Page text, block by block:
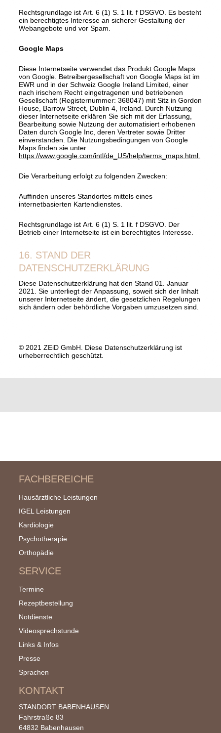
Rechtsgrundlage ist Art. 6 (1) S. 1 lit. f DSGVO. Es besteht
ein berechtigtes Interesse an sicherer Gestaltung der
Webangebote und vor Spam.
Google Maps
Diese Internetseite verwendet das Produkt Google Maps
von Google. Betreibergesellschaft von Google Maps ist im
EWR und in der Schweiz Google Ireland Limited, einer
nach irischem Recht eingetragenen und betriebenen
Gesellschaft (Registernummer: 368047) mit Sitz in Gordon
House, Barrow Street, Dublin 4, Ireland. Durch Nutzung
dieser Internetseite erklären Sie sich mit der Erfassung,
Bearbeitung sowie Nutzung der automatisiert erhobenen
Daten durch Google Inc, deren Vertreter sowie Dritter
einverstanden. Die Nutzungsbedingungen von Google
Maps finden sie unter
https://www.google.com/intl/de_US/help/terms_maps.html
Die Verarbeitung erfolgt zu folgenden Zwecken:
Auffinden unseres Standortes mittels eines
internetbasierten Kartendienstes.
Rechtsgrundlage ist Art. 6 (1) S. 1 lit. f DSGVO. Der
Betrieb einer Internetseite ist ein berechtigtes Interesse.
16. STAND DER
DATENSCHUTZERKLÄRUNG
Diese Datenschutzerklärung hat den Stand 01. Januar
2021. Sie unterliegt der Anpassung, soweit sich der Inhalt
unserer Internetseite ändert, die gesetzlichen Regelungen
sich ändern oder behördliche Vorgaben umzusetzen sind.
© 2021 ZEiD GmbH. Diese Datenschutzerklärung ist
urheberrechtlich geschützt.
FACHBEREICHE
Hausärztliche Leistungen
IGEL Leistungen
Kardiologie
Psychotherapie
Orthopädie
SERVICE
Termine
Rezeptbestellung
Notdienste
Videosprechstunde
Links & Infos
Presse
Sprachen
KONTAKT
STANDORT BABENHAUSEN
Fahrstraße 83
64832 Babenhausen